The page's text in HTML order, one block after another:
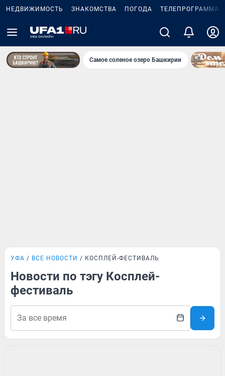
НЕДВИЖИМОСТЬ ЗНАКОМСТВА ПОГОДА ТЕЛЕПРОГРАММА
Самое соленое озеро Башкирии
УФА ВСЕ НОВОСТИ КОСПЛЕЙ-ФЕСТИВАЛЬ
Новости по тэгу Косплей-
фестиваль